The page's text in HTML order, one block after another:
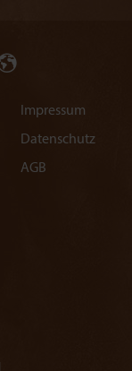
Impressum
Datenschutz
AGB